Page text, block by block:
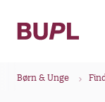
Børn & Unge